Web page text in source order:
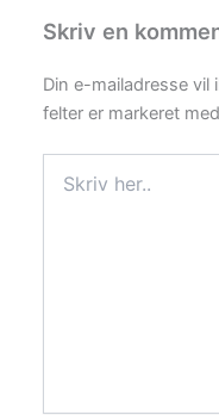
Skriv en
Din e-mailadresse vil
felter er markeret med
her..